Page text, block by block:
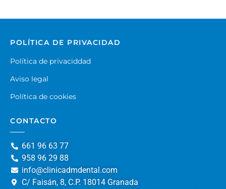
CONTACTO
661 96 63 77
958 96 29 88
info@clinicadmdental.com
C/ Faisán, 8, C.P. 18014 Granada
POLÍTICA DE PRIVACIDAD
Política de privaciddad
Aviso legal
Política de cookies